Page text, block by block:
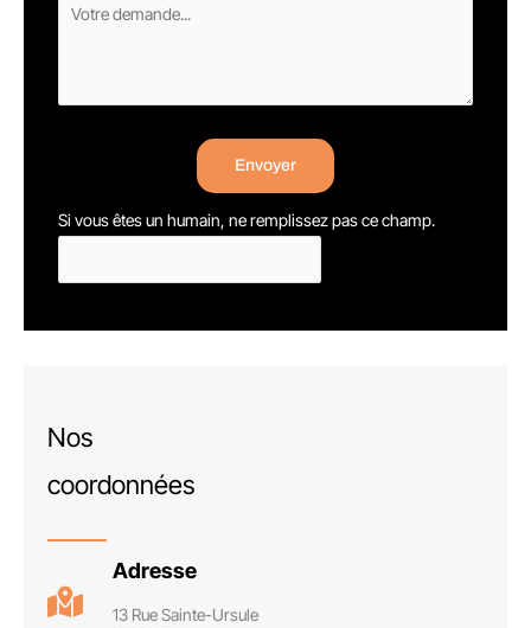
Envoyer
Si vous êtes un humain, ne remplissez pas ce champ.
Nos
coordonnées
Adresse
13 Rue Sainte-Ursule